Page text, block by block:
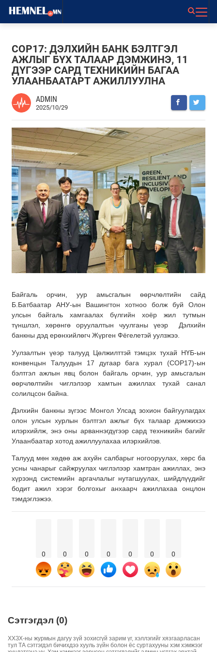
COP17: ДЭЛХИЙН БАНК БЭЛТГЭЛ
АЖЛЫГ БҮХ ТАЛААР ДЭМЖИНЭ, 11
ДҮГЭЭР САРД ТЕХНИКИЙН БАГАА
УЛААНБААТАРТ АЖИЛЛУУЛНА
ADMIN
2025/10/29
Байгаль орчин, уур амьсгалын өөрчлөлтийн сайд
Б.Батбаатар АНУ-ын Вашингтон хотноо болж буй Олон
улсын байгаль хамгаалах бүлгийн хоёр жил тутмын
түншлэл, хөрөнгө оруулалтын чуулганы үеэр Дэлхийн
банкны дэд ерөнхийлөгч Жүрген Фёгелетэй уулзжээ.
Уулзалтын үеэр талууд Цөлжилттэй тэмцэх тухай НҮБ-ын
конвенцын Талуудын 17 дугаар бага хурал (COP17)-ын
бэлтгэл ажлын явц болон байгаль орчин, уур амьсгалын
өөрчлөлтийн чиглэлээр хамтын ажиллах тухай санал
солилцсон байна.
Дэлхийн банкны зүгээс Монгол Улсад зохион байгуулагдах
олон улсын хурлын бэлтгэл ажлыг бүх талаар дэмжихээ
илэрхийлж, энэ оны арваннэгдүгээр сард техникийн багийг
Улаанбаатар хотод ажиллуулахаа илэрхийлэв.
Талууд мөн хөдөө аж ахуйн салбарыг ногооруулах, хөрс ба
усны чанарыг сайжруулах чиглэлээр хамтран ажиллах, энэ
хүрээнд системийн аргачлалыг нутагшуулах, шийдлүүдийг
бодит ажил хэрэг болгохыг анхаарч ажиллахаа онцлон
тэмдэглэжээ.
0 0 0 0 0 0 0
Сэтгэгдэл (0)
ХХЗХ-ны журмын дагуу зүй зохисгүй зарим үг, хэллэгийг хязгаарласан
тул ТА сэтгэгдэл бичихдээ хууль зүйн болон ёс суртахууны хэм хэмжээг